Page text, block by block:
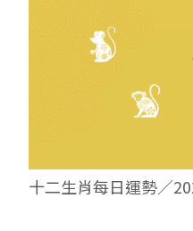
十二生肖每日運勢／